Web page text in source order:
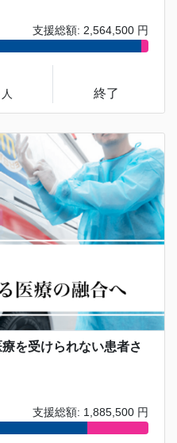
支援総額: 2,564,500 円
人 終了
を受けられない患者さ
支援総額: 1,885,500 円